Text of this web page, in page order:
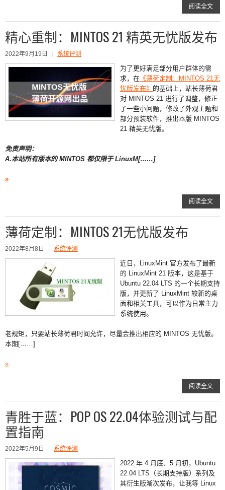
阅读全文
精心重制：MINTOS 21 精英无忧版发布
2022年9月19日 系统评测
为了更好满足部分用户群体的需
求，在 《薄荷定制：MINTOS 21无
忧版发布》 的基础上，站长薄荷君
对 MINTOS 21 进行了调整，修正
了一些小问题，修改了外观主题和
部分预装软件，推出本版 MINTOS
21 精英无忧版。
免责声明：
A.本站所有版本的 MINTOS 都仅限于 LinuxM[……]
»
阅读全文
薄荷定制：MINTOS 21无忧版发布
2022年8月8日 系统评测
近日，LinuxMint 官方发布了最新
的 LinuxMint 21 版本，这是基于
Ubuntu 22.04 LTS 的一个长期支持
版，并更新了 LinuxMint 较新的桌
面和相关工具，可以作为日常主力
系统使用。
老规矩，只要站长薄荷君时间允许，尽量会推出相应的 MINTOS 无忧版。
本期[……]
»
阅读全文
青胜于蓝：POP OS 22.04体验测试与配
置指南
2022年5月9日 系统评测
2022 年 4 月底、5 月初，Ubuntu
22.04 LTS（长期支持版）系列及
其衍生版渐次发布，让我等 Linux